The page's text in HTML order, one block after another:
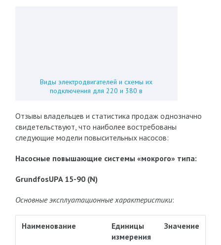
Виды электродвигателей и схемы их
подключения для 220 и 380 в
Отзывы владельцев и статистика продаж однозначно
свидетельствуют, что наиболее востребованы
следующие модели повысительных насосов:
Насосные повышающие системы «мокрого» типа:
GrundfosUPA 15-90 (N)
Основные эксплуатационные характеристики:
Наименование
Единицы
измерения
Значение